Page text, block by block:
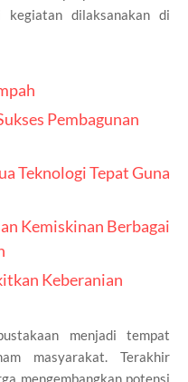
kegiatan dilaksanakan di
Pembagunan
Teknologi Tepat Guna
Kemiskinan Berbagai
Keberanian
menjadi tempat
masyarakat. Terakhir